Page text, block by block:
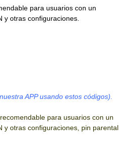
para usuarios con un
y otras configuraciones.
APP usando estos códigos).
recomendable para usuarios con un
y otras configuraciones, pin parental